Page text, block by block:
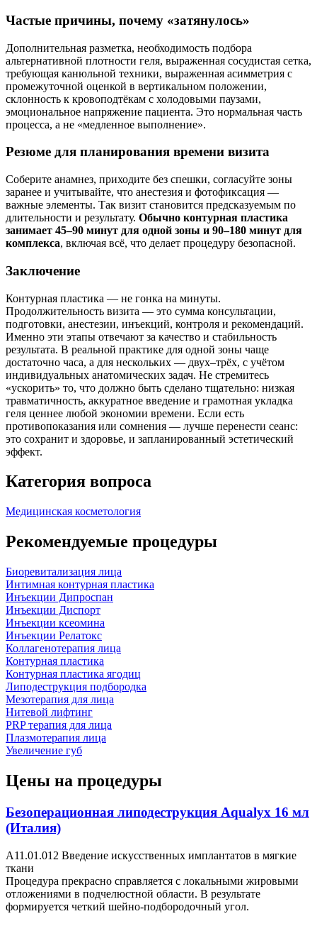
Частые причины, почему «затянулось»
Дополнительная разметка, необходимость подбора
альтернативной плотности геля, выраженная сосудистая сетка,
требующая канюльной техники, выраженная асимметрия с
промежуточной оценкой в вертикальном положении,
склонность к кровоподтёкам с холодовыми паузами,
эмоциональное напряжение пациента. Это нормальная часть
процесса, а не «медленное выполнение».
Резюме для планирования времени визита
Соберите анамнез, приходите без спешки, согласуйте зоны
заранее и учитывайте, что анестезия и фотофиксация —
важные элементы. Так визит становится предсказуемым по
длительности и результату. Обычно контурная пластика
занимает 45–90 минут для одной зоны и 90–180 минут для
комплекса, включая всё, что делает процедуру безопасной.
Заключение
Контурная пластика — не гонка на минуты.
Продолжительность визита — это сумма консультации,
подготовки, анестезии, инъекций, контроля и рекомендаций.
Именно эти этапы отвечают за качество и стабильность
результата. В реальной практике для одной зоны чаще
достаточно часа, а для нескольких — двух–трёх, с учётом
индивидуальных анатомических задач. Не стремитесь
«ускорить» то, что должно быть сделано тщательно: низкая
травматичность, аккуратное введение и грамотная укладка
геля ценнее любой экономии времени. Если есть
противопоказания или сомнения — лучше перенести сеанс:
это сохранит и здоровье, и запланированный эстетический
эффект.
Категория вопроса
Медицинская косметология
Рекомендуемые процедуры
Биоревитализация лица
Интимная контурная пластика
Инъекции Дипроспан
Инъекции Диспорт
Инъекции ксеомина
Инъекции Релатокс
Коллагенотерапия лица
Контурная пластика
Контурная пластика ягодиц
Липодеструкция подбородка
Мезотерапия для лица
Нитевой лифтинг
PRP терапия для лица
Плазмотерапия лица
Увеличение губ
Цены на процедуры
Безоперационная липодеструкция Aqualyx 16 мл
(Италия)
А11.01.012 Введение искусственных имплантатов в мягкие
ткани
Процедура прекрасно справляется с локальными жировыми
отложениями в подчелюстной области. В результате
формируется четкий шейно-подбородочный угол.